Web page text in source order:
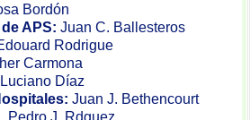
Bordón
APS: Juan C. Ballesteros
Rodrigue
Carmona
Luciano Díaz
Juan J. Bethencourt
Pedro J. Rdguez